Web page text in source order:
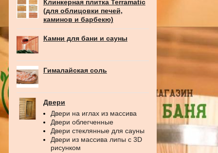
Клинкерная плитка Terramatic
(для облицовки печей,
каминов и барбекю)
Камни для бани и сауны
Гималайская соль
Двери
Двери на иглах из массива
Двери облегченные
Двери стеклянные для сауны
Двери из массива липы с 3D
рисунком